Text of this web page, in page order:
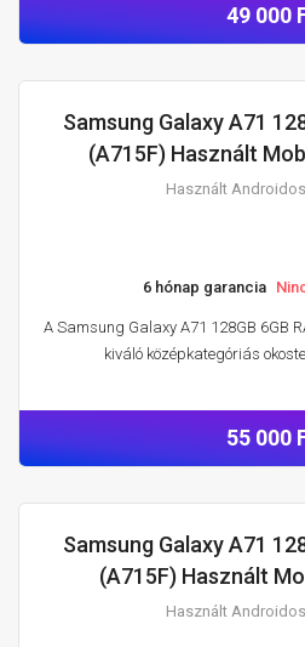
49 000
Samsung Galaxy A71
(A715F) Használt
Használt
6 hónap garancia
A Samsung Galaxy A71 128GB 6GB
kiváló középkategóriás
55 000
Samsung Galaxy A71
(A715F) Használt
Használt